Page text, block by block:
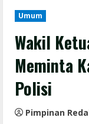
Umum
Wakil
Meminta
Polisi
Pimpinan